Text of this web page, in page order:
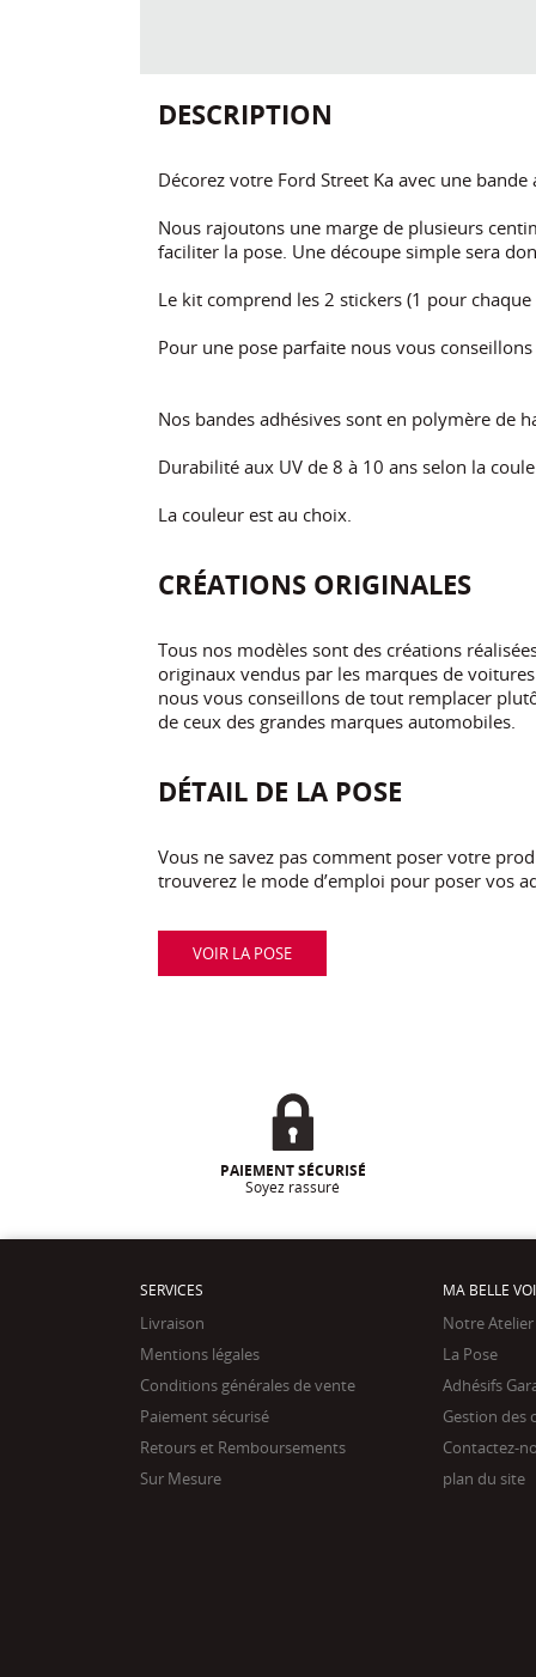
DESCRIPTION
Décorez votre Ford Street Ka avec une
Nous rajoutons une marge de plusieurs
faciliter la pose. Une découpe simple sera
Le kit comprend les 2 stickers (1 pour
Pour une pose parfaite nous vous
Nos bandes adhésives sont en polymère de
Durabilité aux UV de 8 à 10 ans selon la
La couleur est au choix.
CRÉATIONS ORIGINALES
Tous nos modèles sont des créations
originaux vendus par les marques de
nous vous conseillons de tout remplacer
de ceux des grandes marques automobiles.
DÉTAIL DE LA POSE
Vous ne savez pas comment poser votre
trouverez le mode d’emploi pour poser vos
VOIR LA POSE
PAIEMENT SÉCURISÉ
Soyez rassuré
SERVICES
Livraison
Mentions légales
Conditions générales de vente
Paiement sécurisé
Retours et Remboursements
Sur Mesure
MA BELLE
Notre Atelier
La Pose
Adhésifs
Gestion des
Contactez-
plan du site